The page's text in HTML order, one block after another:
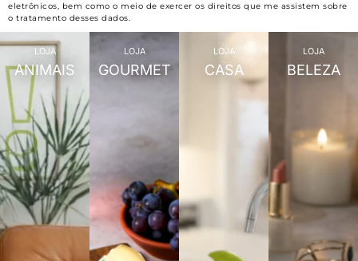
eletrônicos, bem como o meio de exercer os direitos que me assistem sobre
o tratamento desses dados.
LOJA
ANIMAIS
LOJA
GOURMET
LOJA
CASA
LOJA
BELEZA